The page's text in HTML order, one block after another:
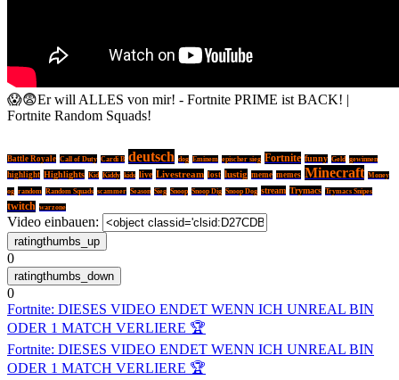
😱😨Er will ALLES von mir! - Fortnite PRIME ist BACK! |
Fortnite Random Squads!
Battle Royale Call of Duty Cardi B deutsch dog Eminem epischer sieg Fortnite funny Geld gewinnen
highlight Highlights Kid Kiddy kids live Livestream lost lustig meme memes Minecraft Money
og random Random Squads scammer Season Sieg Snoop Snoop Dig Snoop Dog stream Trymacs Trymacs Snipes
twitch warzone
Video einbauen:
0
0
Fortnite: DIESES VIDEO ENDET WENN ICH UNREAL BIN
ODER 1 MATCH VERLIERE 🏆
Fortnite: DIESES VIDEO ENDET WENN ICH UNREAL BIN
ODER 1 MATCH VERLIERE 🏆